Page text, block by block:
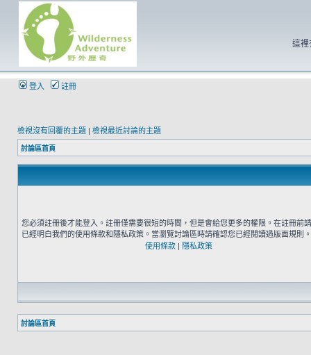
這裡
登入 註冊
檢視沒有回覆的主題 | 檢視最近討論的主題
討論區首頁
您必須註冊後才能登入。註冊僅需要很短的時間，但是會給您更多的權限。在註冊前
已經明白我們的使用條款和隱私政策。當瀏覽討論區時請確認您已經閱讀過版面規則。
使用條款 | 隱私政策
討論區首頁